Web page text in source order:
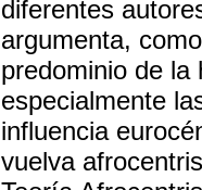
diferentes
argumenta,
predominio de la
especialmente
influencia
vuelva